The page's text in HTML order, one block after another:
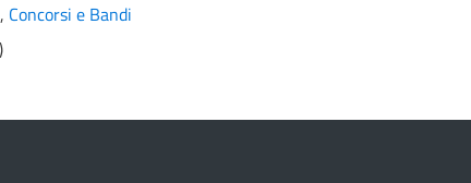
, Concorsi e Bandi
)